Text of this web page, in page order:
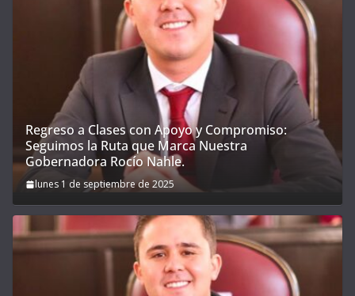
Regreso a Clases con Apoyo y Compromiso:
Seguimos la Ruta que Marca Nuestra
Gobernadora Rocío Nahle.
lunes 1 de septiembre de 2025